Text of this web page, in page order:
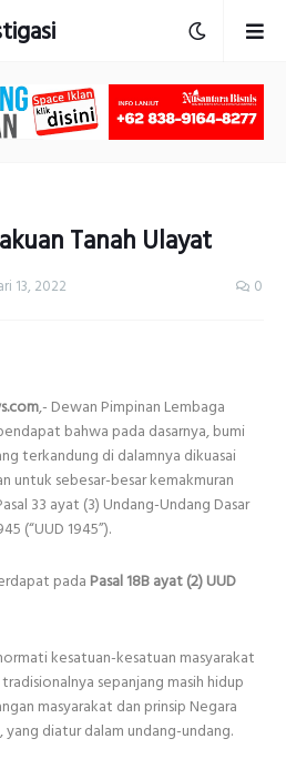
Tanah Ulayat
13, 2022 0
,- Dewan Pimpinan Lembaga
bahwa pada dasarnya, bumi
terkandung di dalamnya dikuasai
untuk sebesar-besar kemakmuran
33 ayat (3) Undang-Undang Dasar
(“UUD 1945”).
pada Pasal 18B ayat (2) UUD
kesatuan-kesatuan masyarakat
sepanjang masih hidup
masyarakat dan prinsip Negara
diatur dalam undang-undang.